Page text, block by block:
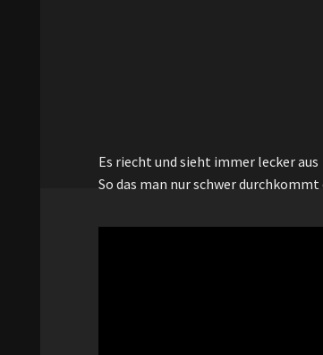
Es riecht und sieht immer lecker aus
So das man nur schwer durchkommt